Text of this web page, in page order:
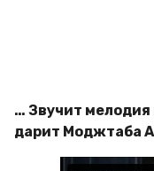
… Звучит мелодия
дарит Моджтаба